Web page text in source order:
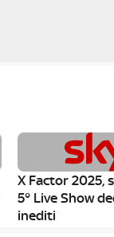
X Factor 2025,
5° Live Show
inediti